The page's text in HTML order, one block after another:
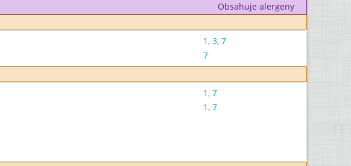
Obsahuje alergeny
1, 3, 7
7
1, 7
1, 7